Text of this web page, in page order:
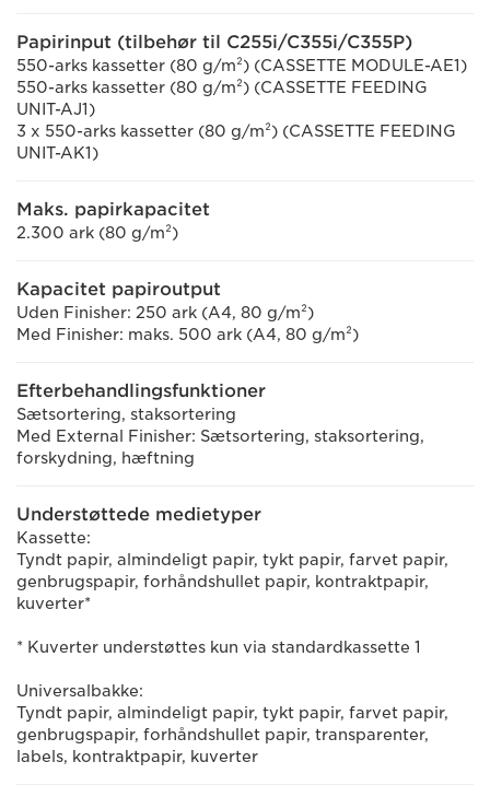
Papirinput (tilbehør til C255i/C355i/C355P)
550-arks kassetter (80 g/m²) (CASSETTE MODULE-AE1)
550-arks kassetter (80 g/m²) (CASSETTE FEEDING
UNIT-AJ1)
3 x 550-arks kassetter (80 g/m²) (CASSETTE FEEDING
UNIT-AK1)
Maks. papirkapacitet
2.300 ark (80 g/m²)
Kapacitet papiroutput
Uden Finisher: 250 ark (A4, 80 g/m²)
Med Finisher: maks. 500 ark (A4, 80 g/m²)
Efterbehandlingsfunktioner
Sætsortering, staksortering
Med External Finisher: Sætsortering, staksortering,
forskydning, hæftning
Understøttede medietyper
Kassette:
Tyndt papir, almindeligt papir, tykt papir, farvet papir,
genbrugspapir, forhåndshullet papir, kontraktpapir,
kuverter*
* Kuverter understøttes kun via standardkassette 1
Universalbakke:
Tyndt papir, almindeligt papir, tykt papir, farvet papir,
genbrugspapir, forhåndshullet papir, transparenter,
labels, kontraktpapir, kuverter